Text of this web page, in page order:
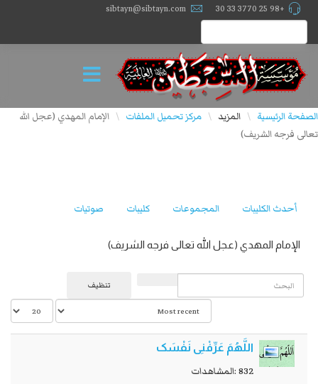
+98 25 3770 33 30
sibtayn@sibtayn.com
الصفحة الرئيسية \ المزيد \ مركز تحميل الملفات \ الإمام المهدي (عجل الله
تعالى فرجه الشريف)
أحدث الكليبات المجموعات كليبات صوتيات
الإمام المهدي (عجل الله تعالى فرجه الشريف)
البحث تنظيف
اللَّهُمَ‏ عَرِّفْنِی نَفْسَک
832 :المشاهدات